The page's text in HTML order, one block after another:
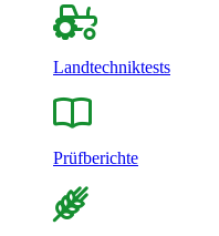
Landtechniktests
Prüfberichte